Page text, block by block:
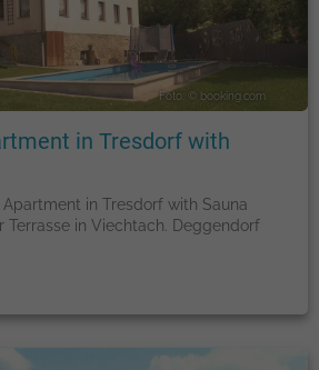
Foto: © booking.com
in Tresdorf with
in Tresdorf with Sauna
Terrasse in Viechtach. Deggendorf